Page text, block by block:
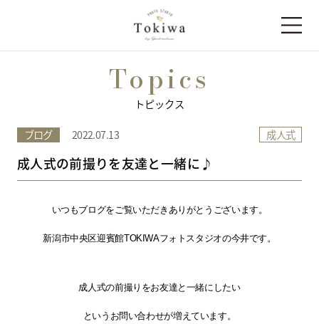
Topics
トピックス
ブログ 2022.07.13 成人式
成人式の前撮りを友達と一緒に♪
いつもブログをご覧いただきありがとうございます。
新潟市中央区迎賓館TOKIWAフォトスタジオの今井です。
成人式の前撮りをお友達と一緒にしたい
というお問い合わせが増えています。